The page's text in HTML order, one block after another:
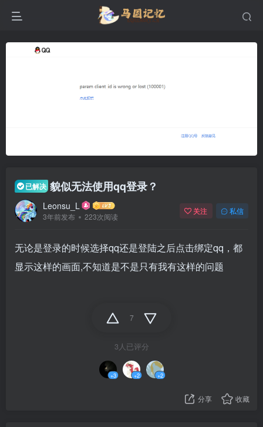
已解决 貌似无法使用qq登录？
Leonsu_L
3年前发布 223次阅读
关注 私信
无论是登录的时候选择qq还是登陆之后点击绑定qq，都
显示这样的画面,不知道是不是只有我有这样的问题
7
3人已评分
+3 +2 +2
分享 收藏